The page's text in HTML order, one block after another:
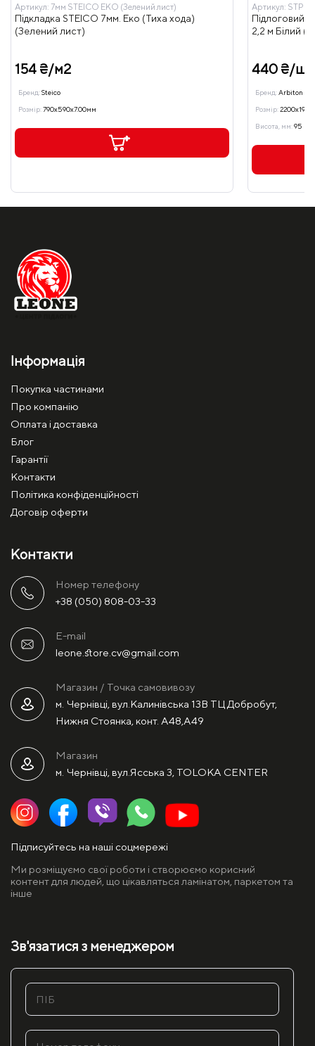
Артикул: 7мм STEICO ЕКО (Зелений лист)
Підкладка STEICO 7мм. Еко (Тиха хода)
(Зелений лист)
154 ₴/м2
Бренд:Steico
Розмір:790x590x7.00мм
Артикул:
Підлоговий
2,2 м Білий
440 ₴/шт
Бренд:Arbiton
Розмір:
Висота, мм:95
Інформація
Покупка частинами
Про компанію
Оплата і доставка
Блог
Гарантії
Контакти
Політика конфіденційності
Договір оферти
Контакти
Номер телефону
+38 (050) 808-03-33
E-mail
leone.store.cv@gmail.com
Магазин / Точка самовивозу
м. Чернівці, вул.Калинівська 13В ТЦ Добробут,
Нижня Стоянка, конт. А48,А49
Магазин
м. Чернівці, вул.Ясська 3, TOLOKA CENTER
Підписуйтесь на наші соцмережі
Ми розміщуємо свої роботи і створюємо корисний
контент для людей, що цікавляться ламінатом, паркетом та
інше
Зв'язатися з менеджером